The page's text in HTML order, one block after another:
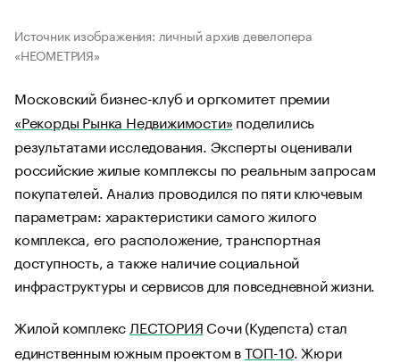
Источник изображения: личный архив девелопера
«НЕОМЕТРИЯ»
Московский бизнес-клуб и оргкомитет премии
«Рекорды Рынка Недвижимости» поделились
результатами исследования. Эксперты оценивали
российские жилые комплексы по реальным запросам
покупателей. Анализ проводился по пяти ключевым
параметрам: характеристики самого жилого
комплекса, его расположение, транспортная
доступность, а также наличие социальной
инфраструктуры и сервисов для повседневной жизни.
Жилой комплекс ЛЕСТОРИЯ Сочи (Кудепста) стал
единственным южным проектом вТОП-10. Жюри